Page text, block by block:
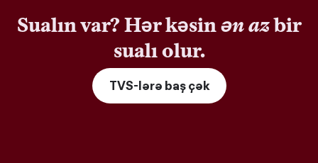
Sualın var? Hər kəsinən azbir
sualı olur.
TVS-lərə baş çək